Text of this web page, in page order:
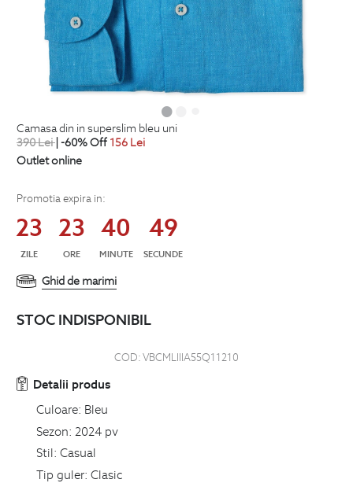
camasa din in superslim bleu uni
390Lei| -60% Off 156 Lei
Outlet online
Promotia expira in:
23
ZILE
23
ORE
40
MINUTE
48
SECUNDE
Ghid de marimi
STOC INDISPONIBIL
COD:VBCMLIIIA55Q11210
Detalii produs
Culoare: Bleu
Sezon: 2024 pv
Stil: Casual
Tip guler: Clasic